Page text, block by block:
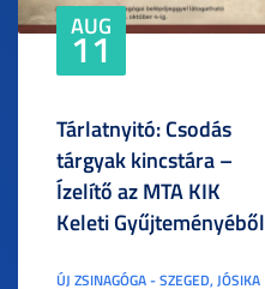
AUG
11
Tárlatnyitó: Csodás
tárgyak kincstára –
Ízelítő az MTA KIK
Keleti Gyűjteményéből
ÚJ ZSINAGÓGA - SZEGED, JÓSIKA